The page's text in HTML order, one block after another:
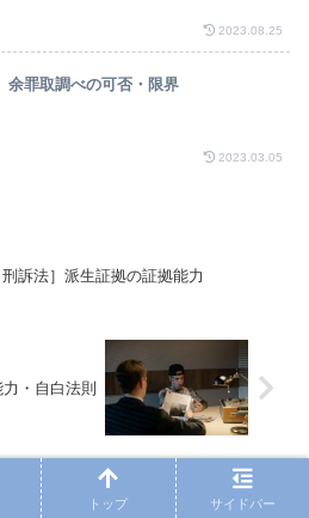
2023.08.25
余罪取調べの可否・限界
2023.03.05
刑訴法］派生証拠の証拠能力
・自白法則
トップ サイドバー